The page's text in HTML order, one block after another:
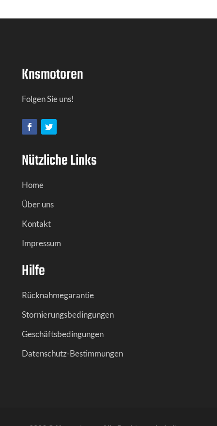
Knsmotoren
Folgen Sie uns!
Nützliche Links
Home
Über uns
Kontakt
Impressum
Hilfe
Rücknahmegarantie
Stornierungsbedingungen
Geschäftsbedingungen
Datenschutz-Bestimmungen